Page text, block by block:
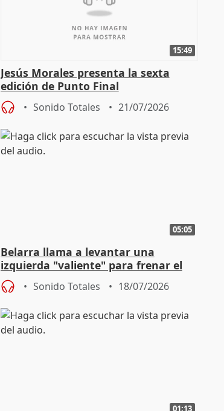
15:49
Jesús Morales presenta la sexta
edición de Punto Final
Sonido Totales 21/07/2026
05:05
Belarra llama a levantar una
izquierda "valiente" para frenar el
avance de la extrema derecha
Sonido Totales 18/07/2026
01:13